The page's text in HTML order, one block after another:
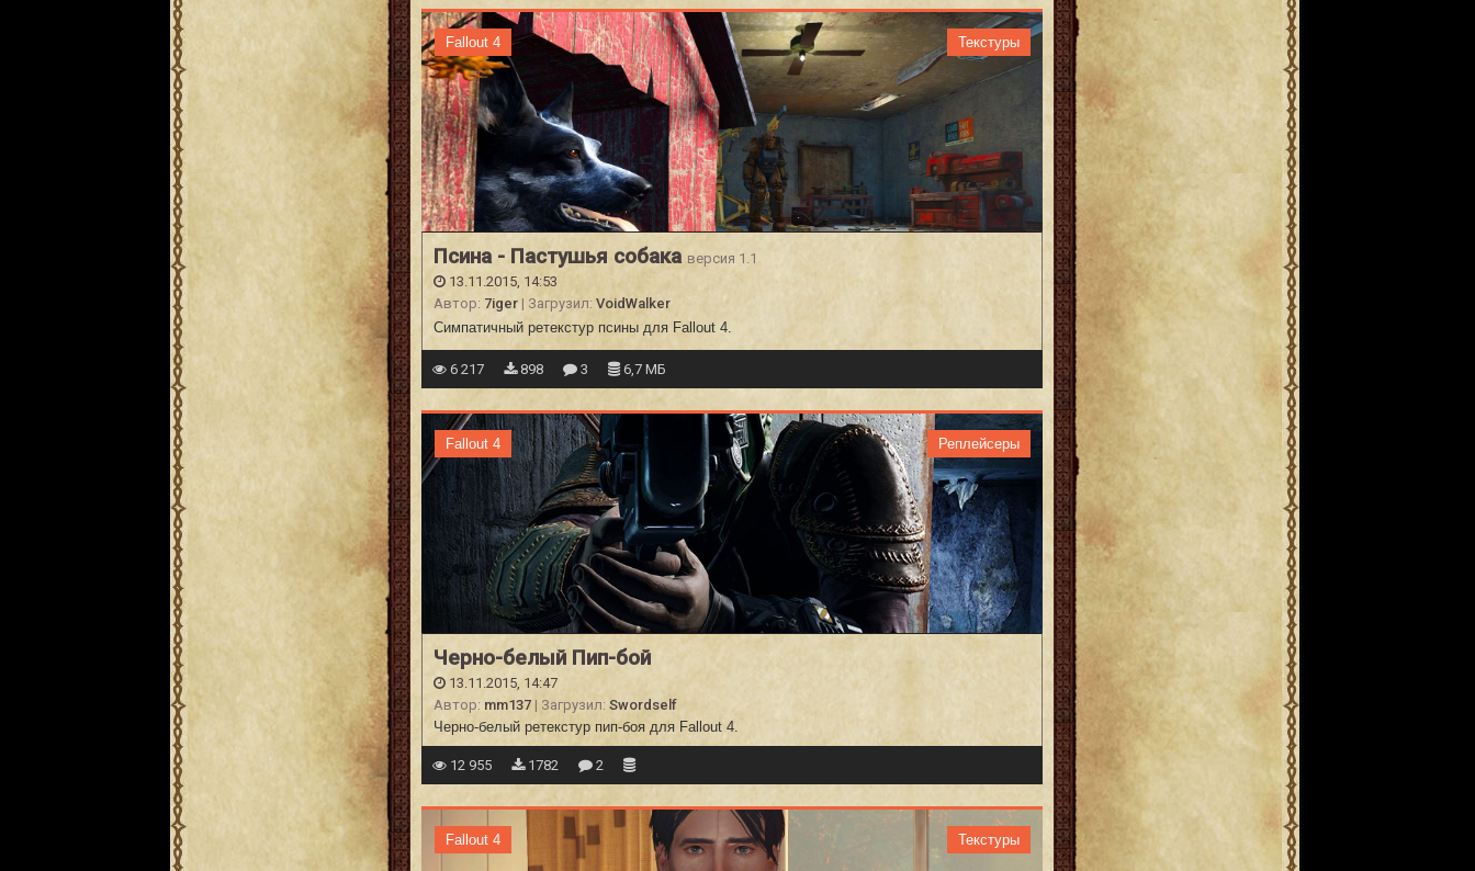
Fallout 4 Текстуры
Псина - Пастушья собака версия 1.1
13.11.2015, 14:53
Автор: 7iger | Загрузил: VoidWalker
Симпатичный ретекстур псины для Fallout 4.
6 217 898 3 6,7 МБ
Fallout 4 Реплейсеры
Черно-белый Пип-бой
13.11.2015, 14:47
Автор: mm137 | Загрузил: Swordself
Черно-белый ретекстур пип-боя для Fallout 4.
12 955 1782 2
Fallout 4 Текстуры